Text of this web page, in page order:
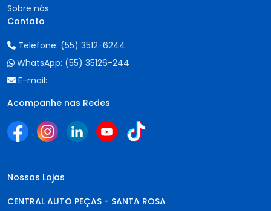
Sobre nós
Contato
Telefone: (55) 3512-6244
WhatsApp: (55) 35126-244
E-mail:
Acompanhe nas Redes
Nossas Lojas
CENTRAL AUTO PEÇAS - SANTA ROSA